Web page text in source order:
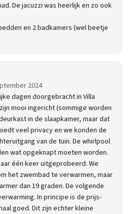
De jacuzzi was heerlijk en zo ook
en 2 badkamers (wel beetje
2024
dagen doorgebracht in Villa
mooi ingericht (sommige worden
in de slaapkamer, maar dat
veel privacy en we konden de
van de tuin. De whirlpool
wat opgeknapt moeten worden.
één keer uitgeprobeerd. We
het zwembad te verwarmen, maar
dan 19 graden. De volgende
In principe is de prijs-
goed. Dit zijn echter kleine